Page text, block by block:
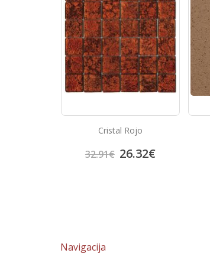
Cristal Rojo
32.91€ 26.32€
Navigacija